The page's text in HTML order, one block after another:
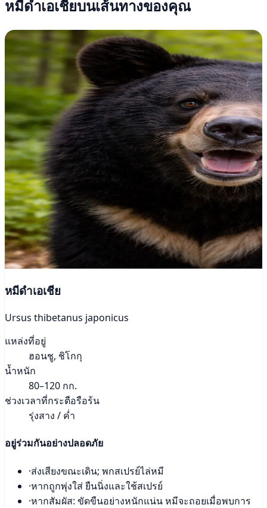
หมีดำเอเชียบนเส้นทางของคุณ
หมีดำเอเชีย
Ursus thibetanus japonicus
แหล่งที่อยู่
ฮอนชู, ชิโกกุ
น้ำหนัก
80–120 กก.
ช่วงเวลาที่กระตือรือร้น
รุ่งสาง / ค่ำ
อยู่ร่วมกันอย่างปลอดภัย
·ส่งเสียงขณะเดิน; พกสเปรย์ไล่หมี
·หากถูกพุ่งใส่ ยืนนิ่งและใช้สเปรย์
·หากสัมผัส: ขัดขืนอย่างหนักแน่น หมีจะถอยเมื่อพบการ